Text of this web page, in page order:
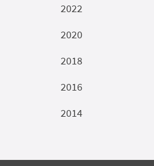
2022
2020
2018
2016
2014